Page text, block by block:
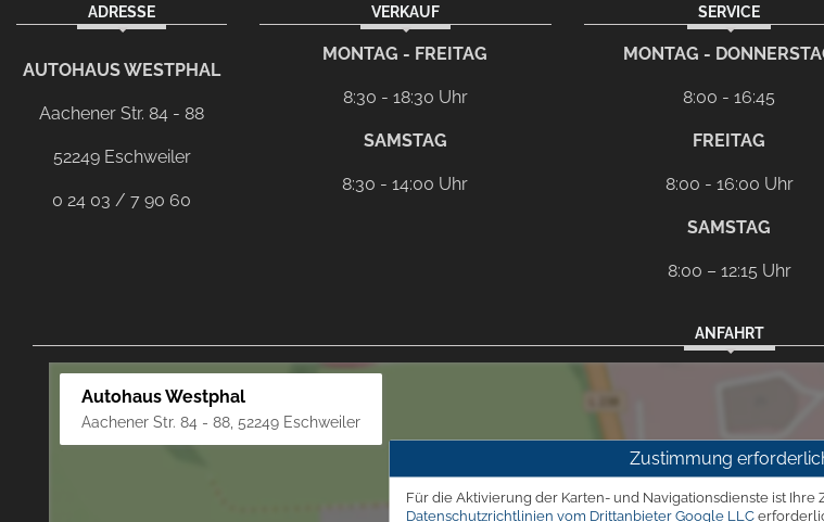
ADRESSE
AUTOHAUS WESTPHAL
Aachener Str. 84 - 88
52249 Eschweiler
0 24 03 / 7 90 60
VERKAUF
MONTAG - FREITAG
8:30 - 18:30 Uhr
SAMSTAG
8:30 - 14:00 Uhr
SERVICE
MONTAG -
8:00 - 16:45
FREITAG
8:00 - 16:00 Uhr
SAMSTAG
8:00 – 12:15 Uhr
Dieser Link führt zu Ihrem eMail-Programm
ANFAHRT
Autohaus Westphal
Aachener Str. 84 - 88, 52249 Eschweiler
Zustimmung
Für die Aktivierung der Karten- und Navigationsdienste ist Ihre
Datenschutzrichtlinien vom Drittanbieter Google LLC